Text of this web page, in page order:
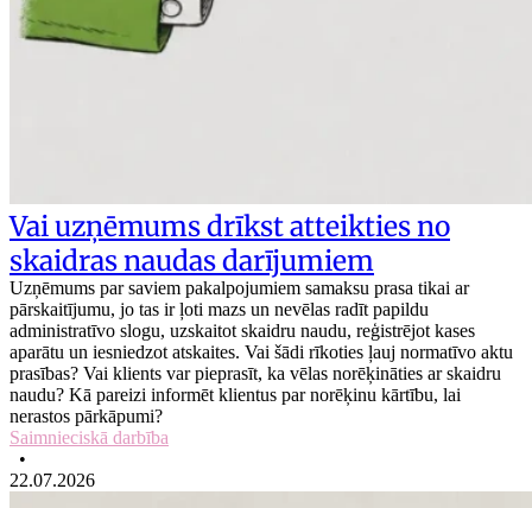
Vai uzņēmums drīkst atteikties no
skaidras naudas darījumiem
Uzņēmums par saviem pakalpojumiem samaksu prasa tikai ar
pārskaitījumu, jo tas ir ļoti mazs un nevēlas radīt papildu
administratīvo slogu, uzskaitot skaidru naudu, reģistrējot kases
aparātu un iesniedzot atskaites. Vai šādi rīkoties ļauj normatīvo aktu
prasības? Vai klients var pieprasīt, ka vēlas norēķināties ar skaidru
naudu? Kā pareizi informēt klientus par norēķinu kārtību, lai
nerastos pārkāpumi?
Saimnieciskā darbība
•
22.07.2026